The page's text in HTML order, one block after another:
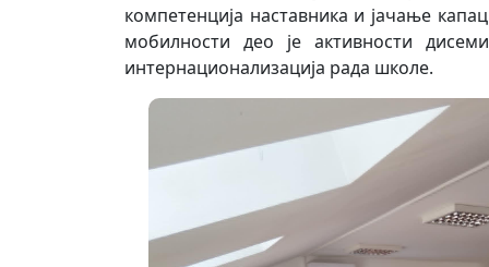
компетенција наставника и јачање
мобилности део је активности
интернационализација рада школе.